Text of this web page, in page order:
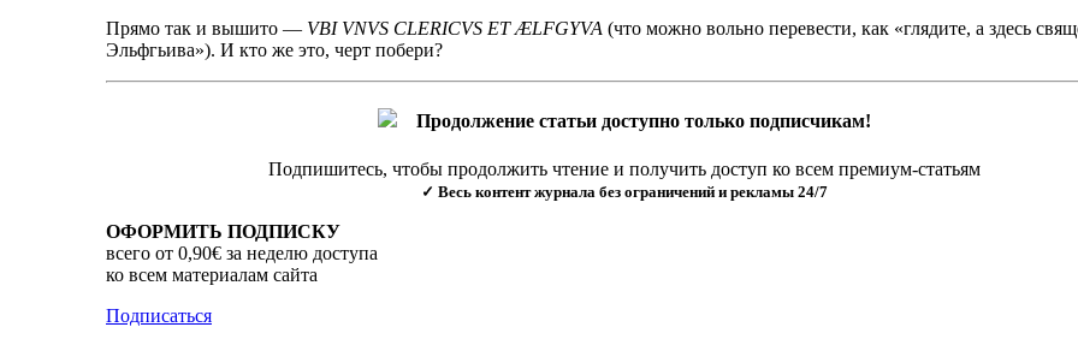
Прямо так и вышито — VBI VNVS CLERICVS ET ÆLFGYVA (что можно вольно перевести, как «глядите, а здесь
Эльфгьива»). И кто же это, черт побери?
Продолжение статьи доступно только подписчикам!
Подпишитесь, чтобы продолжить чтение и получить доступ ко всем премиум-статьям
✓ Весь контент журнала без ограничений и рекламы 24/7
ОФОРМИТЬ ПОДПИСКУ
всего от 0,90€ за неделю доступа
ко всем материалам сайта
Подписаться